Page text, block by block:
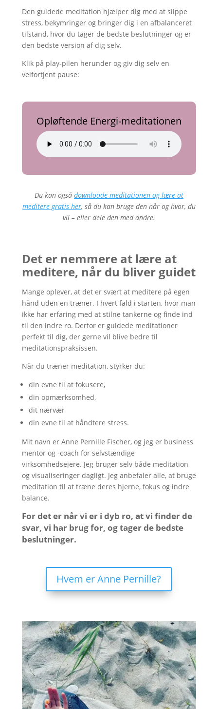
Den guidede meditation hjælper dig med at slippe
stress, bekymringer og bringer dig i en afbalanceret
tilstand, hvor du tager de bedste beslutninger og er
den bedste version af dig selv.
Klik på play-pilen herunder og giv dig selv en
velfortjent pause:
Opløftende Energi-meditationen
Du kan også downloade meditationen og lære at
meditere gratis her, så du kan bruge den når og hvor, du
vil – eller dele den med andre.
Det er nemmere at lære at
meditere, når du bliver guidet
Mange oplever, at det er svært at meditere på egen
hånd uden en træner. I hvert fald i starten, hvor man
ikke har erfaring med at stilne tankerne og finde ind
til den indre ro. Derfor er guidede meditationer
perfekt til dig, der gerne vil blive bedre til
meditationspraksissen.
Når du træner meditation, styrker du:
din evne til at fokusere,
din opmærksomhed,
dit nærvær
din evne til at håndtere stress.
Mit navn er Anne Pernille Fischer, og jeg er business
mentor og -coach for selvstændige
virksomhedsejere. Jeg bruger selv både meditation
og visualiseringer dagligt. Jeg anbefaler alle, at bruge
meditation til at træne deres hjerne, fokus og indre
balance.
For det er når vi er i dyb ro, at vi finder de
svar, vi har brug for, og tager de bedste
beslutninger.
Hvem er Anne Pernille?